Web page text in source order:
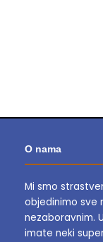
O nama
Mi smo
objedinimo sve
nezaboravnim.
imate neki